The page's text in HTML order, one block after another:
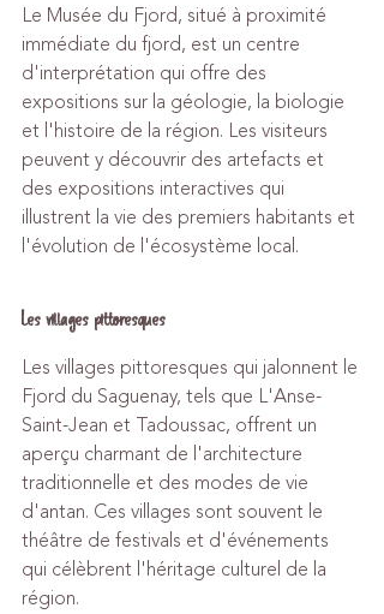
Le Musée du Fjord, situé à proximité
immédiate du fjord, est un centre
d'interprétation qui offre des
expositions sur la géologie, la biologie
et l'histoire de la région. Les visiteurs
peuvent y découvrir des artefacts et
des expositions interactives qui
illustrent la vie des premiers habitants et
l'évolution de l'écosystème local.
Les villages pittoresques
Les villages pittoresques qui jalonnent le
Fjord du Saguenay, tels que L'Anse-
Saint-Jean et Tadoussac, offrent un
aperçu charmant de l'architecture
traditionnelle et des modes de vie
d'antan. Ces villages sont souvent le
théâtre de festivals et d'événements
qui célèbrent l'héritage culturel de la
région.